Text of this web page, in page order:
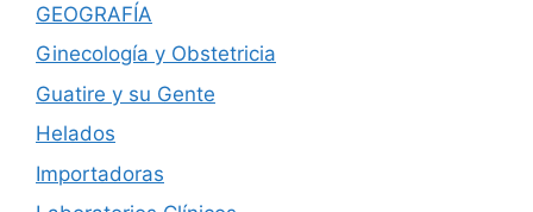
GEOGRAFÍA
Ginecología y Obstetricia
Guatire y su Gente
Helados
Importadoras